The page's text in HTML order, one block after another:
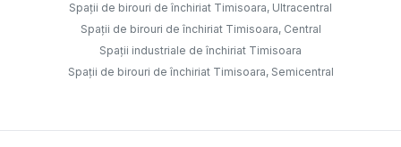
Spații de birouri de închiriat Timisoara, Ultracentral
Spații de birouri de închiriat Timisoara, Central
Spații industriale de închiriat Timisoara
Spații de birouri de închiriat Timisoara, Semicentral